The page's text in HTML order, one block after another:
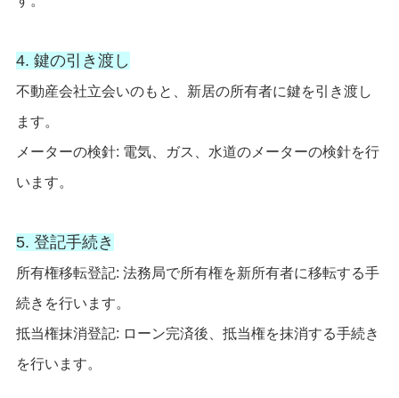
4. 鍵の引き渡し
不動産会社立会いのもと、新居の所有者に鍵を引き渡し
ます。
メーターの検針: 電気、ガス、水道のメーターの検針を行
います。
5. 登記手続き
所有権移転登記: 法務局で所有権を新所有者に移転する手
続きを行います。
抵当権抹消登記: ローン完済後、抵当権を抹消する手続き
を行います。